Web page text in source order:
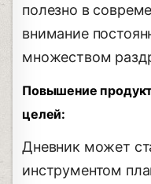
полезно в
внимание
множеством
Повышение
целей:
Дневник может
инструментом